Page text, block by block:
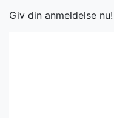
Giv din anmeldelse nu!